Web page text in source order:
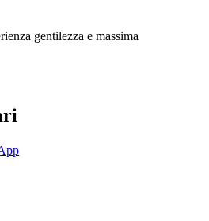
gentilezza e massima